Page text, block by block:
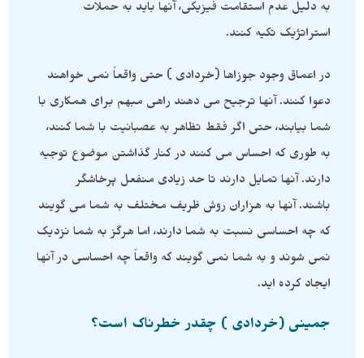
به دلیل عدم استقامت فیزیکی، آنها باید به حملات
استراتژیک تکیه کنند.
در اعماق وجود جوزاها (خردادی ) حتی واقعاً نمی خواهند
دعوا کنند. آنها ترجیح می دهند راهی مبهم برای همکاری با
شما بیابند، حتی اگر فقط تظاهر به عصبانیت با شما کنند،
به طوری که احساس می کنند در کنار گذاشتن موضوع توجیه
دارند. آنها تمایل دارند تا حد زیادی منفعل پرخاشگر
باشند. آنها به هزاران روش ظریف مختلف به شما می گویند
که چه احساسی نسبت به شما دارند، اما هرگز به شما نزدیک
نمی شوند و به شما نمی گویند که واقعاً چه احساسی در آنها
ایجاد کرده اید.
جمینی (خردادی ) چقدر خطرناک است؟